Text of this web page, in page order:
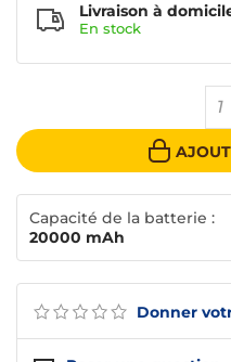
Donner
1
Livraison à
En stock
Capacité de la batterie :
20000 mAh